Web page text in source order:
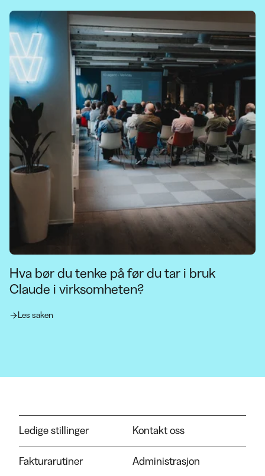
Hva bør du tenke på før du tar i bruk
Claude i virksomheten?
Les saken
Ledige stillinger
Fakturarutiner
Kontakt oss
Administrasjon